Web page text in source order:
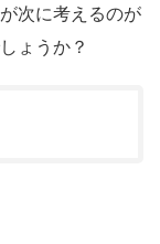
次に考えるのが
ょうか？